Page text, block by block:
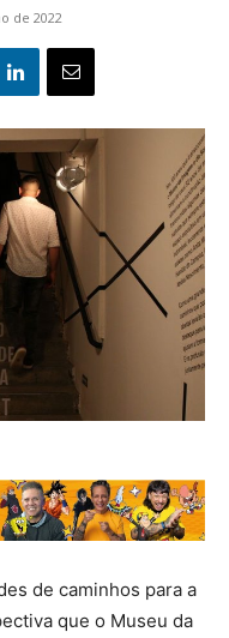
de 2022
de caminhos para a
que o Museu da